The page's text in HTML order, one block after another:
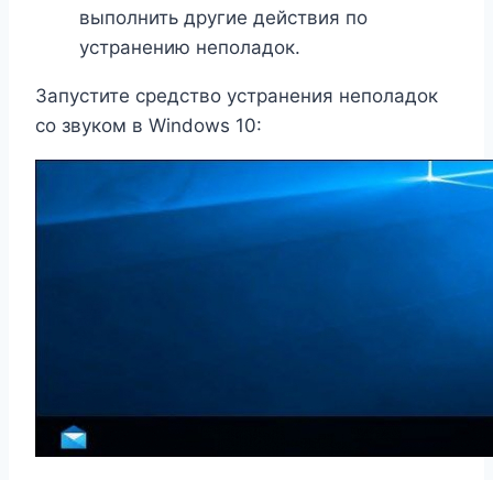
выполнить другие действия по
устранению неполадок.
Запустите средство устранения неполадок
со звуком в Windows 10: